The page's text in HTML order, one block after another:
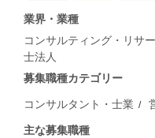
業界・業種
コンサルティング・リサ
士法人
募集職種カテゴリー
コンサルタント・士業
主な募集職種